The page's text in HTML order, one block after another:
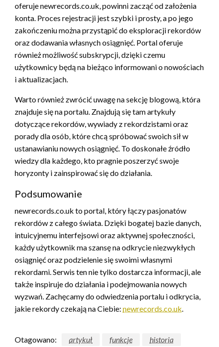
oferuje newrecords.co.uk, powinni zacząć od założenia
konta. Proces rejestracji jest szybki i prosty, a po jego
zakończeniu można przystąpić do eksploracji rekordów
oraz dodawania własnych osiągnięć. Portal oferuje
również możliwość subskrypcji, dzięki czemu
użytkownicy będą na bieżąco informowani o nowościach
i aktualizacjach.
Warto również zwrócić uwagę na sekcję blogową, która
znajduje się na portalu. Znajdują się tam artykuły
dotyczące rekordów, wywiady z rekordzistami oraz
porady dla osób, które chcą spróbować swoich sił w
ustanawianiu nowych osiągnięć. To doskonałe źródło
wiedzy dla każdego, kto pragnie poszerzyć swoje
horyzonty i zainspirować się do działania.
Podsumowanie
newrecords.co.uk to portal, który łączy pasjonatów
rekordów z całego świata. Dzięki bogatej bazie danych,
intuicyjnemu interfejsowi oraz aktywnej społeczności,
każdy użytkownik ma szansę na odkrycie niezwykłych
osiągnięć oraz podzielenie się swoimi własnymi
rekordami. Serwis ten nie tylko dostarcza informacji, ale
także inspiruje do działania i podejmowania nowych
wyzwań. Zachęcamy do odwiedzenia portalu i odkrycia,
jakie rekordy czekają na Ciebie: newrecords.co.uk.
Otagowano: artykuł funkcje historia